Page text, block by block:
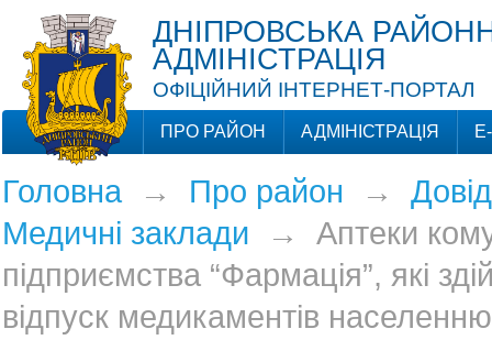
ДНІПРОВСЬКА
АДМІНІСТРАЦІЯ
ОФІЦІЙНИЙ ІНТЕРНЕТ-ПОРТАЛ
ПРО РАЙОН АДМІНІСТРАЦІЯ
Головна→ Про район →
Медичні заклади → Аптеки
підприємства “Фармація”, які
відпуск медикаментів